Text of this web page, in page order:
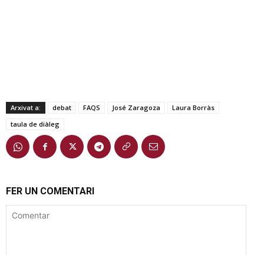
Arxivat a: debat FAQS José Zaragoza
Laura Borràs
taula de diàleg
FER UN COMENTARI